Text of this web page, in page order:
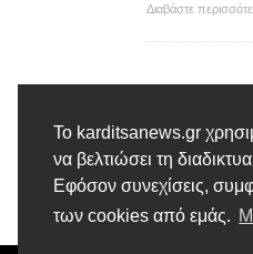
Το karditsanews.gr
να βελτιώσει τη
Εφόσον συνεχίσεις,
των cookies από εμάς.
Διαβάστε